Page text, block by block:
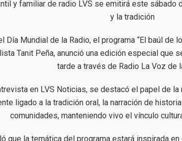
y familiar de radio LVS se emitirá este sábado
y la tradición
Día Mundial de la Radio, el programa “El baúl de
Tanit Peña, anunció una edición especial que
tarde a través de Radio La Voz de
en LVS Noticias, se destacó el papel de
ligado a la tradición oral, la narración de
comunidades, manteniendo vivo el vínculo
que la temática del programa estará inspirada